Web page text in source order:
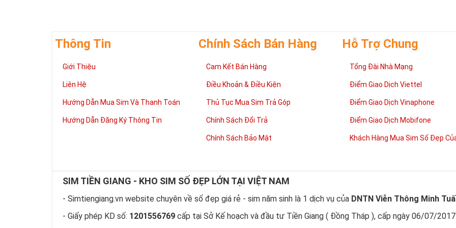
Theo quan niệm phong thủy
Số 2 tượng trưng cho sự cân bằng, hài hòa của âm dương và đất trời. Sự cân bằng
Số 2 còn biểu trưng cho lòng tốt, sự ổn định và tính hai mặt của mọi vấn đề. Số 2 giúp
Thông Tin
Giới Thiệu
Liên Hệ
Hướng Dẫn Mua Sim Và Thanh Toán
Hướng Dẫn Đăng Ký Thông Tin
Chính Sách Bán Hàng
Cam Kết Bán Hàng
Điều Khoản & Điều Kiện
Thủ Tục Mua Sim Trả Góp
Chính Sách Đổi Trả
Chính Sách Bảo Mật
Hỗ Trợ Chung
Tổng Đài Nhà Mạng
Điểm Giao Dịch Viettel
Điểm Giao Dịch Vinaphone
Điểm Giao Dịch Mobifone
Khách Hàng Mua Sim Số Đẹp
SIM TIỀN GIANG - KHO SIM SỐ ĐẸP LỚN TẠI VIỆT NAM
- Simtiengiang.vn website chuyên về số đẹp giá rẻ - sim năm sinh là 1 dịch vụ của DNTN Viễn Thông Minh
- Giấy phép KD số: 1201556769 cấp tại Sở Kế hoạch và đầu tư Tiền Giang ( Đồng Tháp ), cấp ngày 06/07/2017